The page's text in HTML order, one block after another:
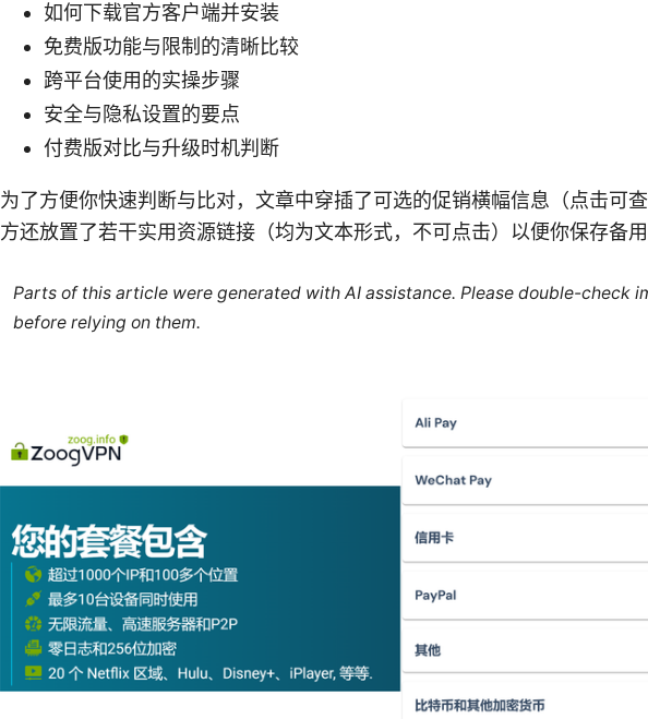
如何下载官方客户端并安装
免费版功能与限制的清晰比较
跨平台使用的实操步骤
安全与隐私设置的要点
付费版对比与升级时机判断
为了方便你快速判断与比对，文章中穿插了可选的促销横幅信息（点击可
方还放置了若干实用资源链接（均为文本形式，不可点击）以便你保存备
Parts of this article were generated with AI assistance. Please double-check
before relying on them.